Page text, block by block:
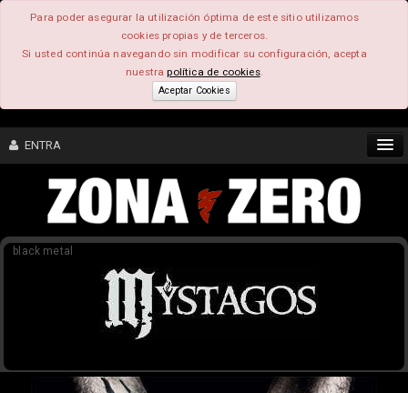
Para poder asegurar la utilización óptima de este sitio utilizamos
cookies propias y de terceros.
Si usted continúa navegando sin modificar su configuración, acepta
nuestrapolítica de cookies.
Aceptar Cookies
ENTRA
CONTENIDO
black metal